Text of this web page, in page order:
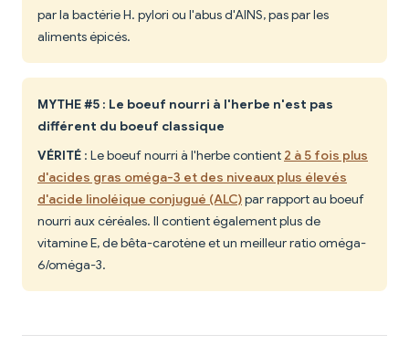
par la bactérie H. pylori ou l'abus d'AINS, pas par les
aliments épicés.
MYTHE #5 : Le boeuf nourri à l'herbe n'est pas
différent du boeuf classique
VÉRITÉ : Le boeuf nourri à l'herbe contient 2 à 5 fois plus
d'acides gras oméga-3 et des niveaux plus élevés
d'acide linoléique conjugué (ALC)par rapport au boeuf
nourri aux céréales. Il contient également plus de
vitamine E, de bêta-carotène et un meilleur ratio oméga-
6/oméga-3.